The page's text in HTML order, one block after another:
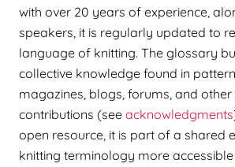
with over 20 years of experience,
speakers, it is regularly updated to
language of knitting. The glossary
collective knowledge found in
magazines, blogs, forums, and
contributions (see acknowledgments
open resource, it is part of a shared
knitting terminology more